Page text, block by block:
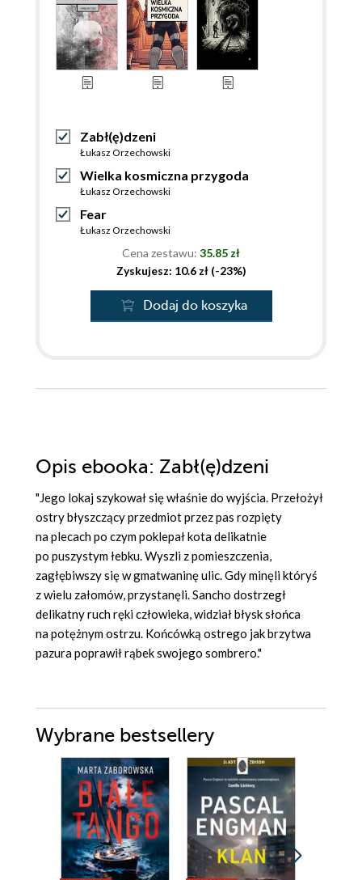
Zabł(ę)dzeni
Łukasz Orzechowski
Wielka kosmiczna przygoda
Łukasz Orzechowski
Fear
Łukasz Orzechowski
Cena zestawu: 35.85 zł
Zyskujesz: 10.6 zł (-23%)
Dodaj do koszyka
Opis ebooka: Zabł(ę)dzeni
"Jego lokaj szykował się właśnie do wyjścia. Przełożył
ostry błyszczący przedmiot przez pas rozpięty
na plecach po czym poklepał kota delikatnie
po puszystym łebku. Wyszli z pomieszczenia,
zagłębiwszy się w gmatwaninę ulic. Gdy minęli któryś
z wielu załomów, przystanęli. Sancho dostrzegł
delikatny ruch ręki człowieka, widział błysk słońca
na potężnym ostrzu. Końcówką ostrego jak brzytwa
pazura poprawił rąbek swojego sombrero."
Wybrane bestsellery